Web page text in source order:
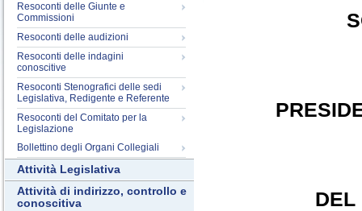
Resoconti delle Giunte e
Commissioni
Resoconti delle audizioni
Resoconti delle indagini
conoscitive
Resoconti Stenografici delle sedi
Legislativa, Redigente e Referente
Resoconti del Comitato per la
Legislazione
Bollettino degli Organi Collegiali
Attività Legislativa
Attività di indirizzo, controllo e
conoscitiva
DEL